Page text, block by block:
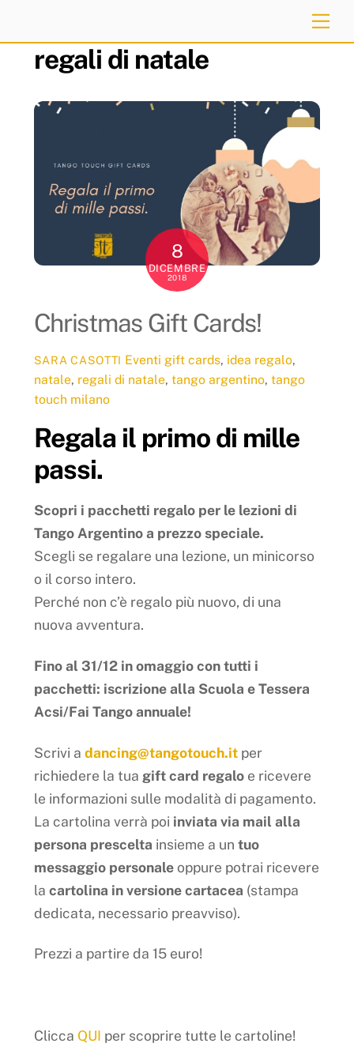
contentregali di natale
8
DICEMBRE
2018
Christmas Gift Cards!
SARA CASOTTI Eventi gift cards, idea regalo,
natale, regali di natale, tango argentino, tango
touch milano
Regala il primo di mille
passi.
Scopri i pacchetti regalo per le lezioni di
Tango Argentino a prezzo speciale.
Scegli se regalare una lezione, un minicorso
o il corso intero.
Perché non c’è regalo più nuovo, di una
nuova avventura.
Fino al 31/12 in omaggio con tutti i
pacchetti: iscrizione alla Scuola e Tessera
Acsi/Fai Tango annuale!
Scrivi a dancing@tangotouch.it per
richiedere la tua gift card regalo e ricevere
le informazioni sulle modalità di pagamento.
La cartolina verrà poi inviata via mail alla
persona prescelta insieme a un tuo
messaggio personaleoppure potrai ricevere
la cartolina in versione cartacea (stampa
dedicata, necessario preavviso).
Prezzi a partire da 15 euro!
Clicca QUI per scoprire tutte le cartoline!